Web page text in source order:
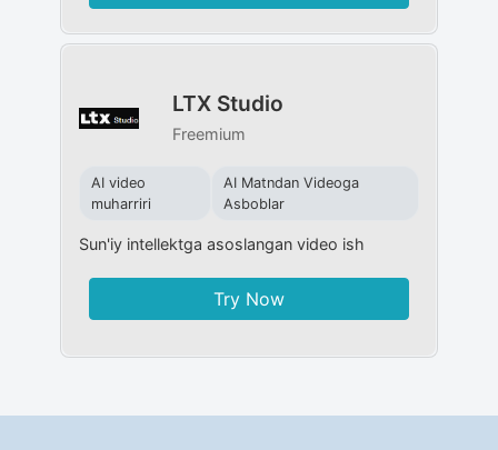
LTX Studio
Freemium
AI video
muharriri
AI Matndan Videoga
Asboblar
Sun'iy intellektga asoslangan video ish
Try Now